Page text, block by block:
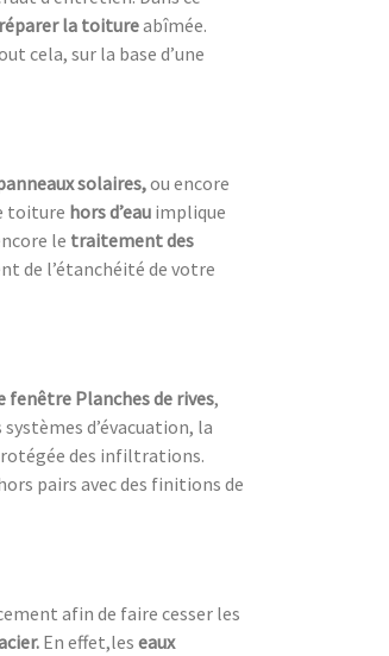
réparer la toitureabîmée.
cela, sur la base d’une
solaires,ou encore
toiture hors d’eau implique
le traitement des
de l’étanchéité de votre
Planches de rives,
d’évacuation, la
des infiltrations.
pairs avec des finitions de
afin de faire cesser les
En effet,les eaux